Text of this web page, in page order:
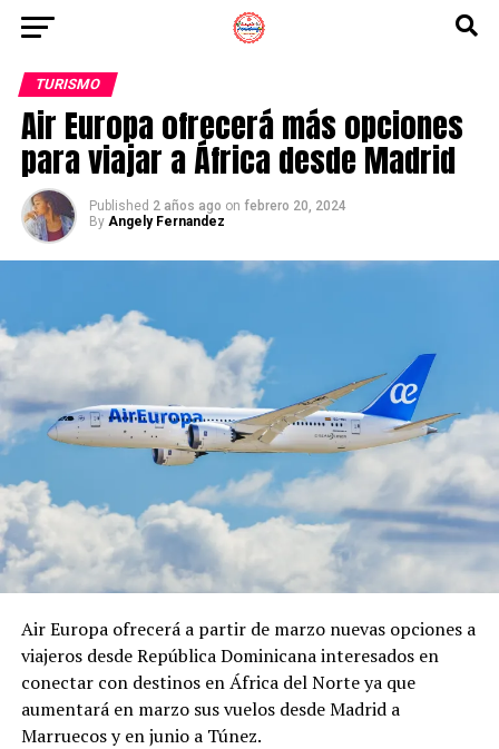
TURISMO
Air Europa ofrecerá más opciones
para viajar a África desde Madrid
Published 2 años ago on febrero 20, 2024
By Angely Fernandez
Air Europa ofrecerá a partir de marzo nuevas opciones a
viajeros desde República Dominicana interesados en
conectar con destinos en África del Norte ya que
aumentará en marzo sus vuelos desde Madrid a
Marruecos y en junio a Túnez.